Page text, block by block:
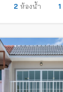
2 ห้องน้ำ 1